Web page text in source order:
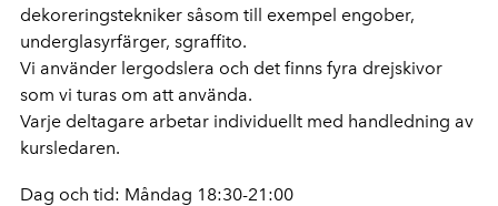
dekoreringstekniker såsom till exempel engober,
underglasyrfärger, sgraffito.
Vi använder lergodslera och det finns fyra drejskivor
som vi turas om att använda.
Varje deltagare arbetar individuellt med handledning av
kursledaren.
Dag och tid: Måndag 18:30-21:00